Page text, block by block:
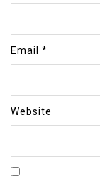
Email *
Website